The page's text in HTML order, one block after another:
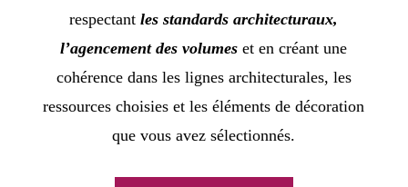
respectantles standards architecturaux,
l’agencement des volumes et en créant une
cohérence dans les lignes architecturales, les
ressources choisies et les éléments de décoration
que vous avez sélectionnés.